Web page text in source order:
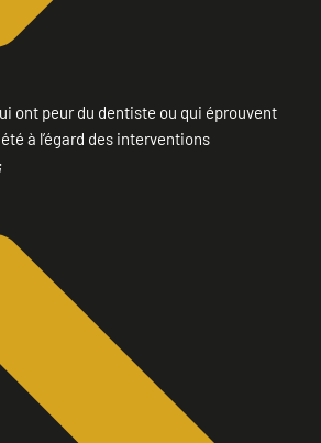
ont peur du dentiste ou qui éprouvent
à l’égard des interventions